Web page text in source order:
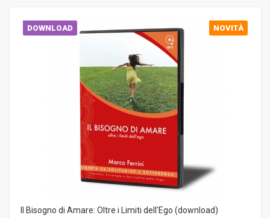
DOWNLOAD NOVITÀ
Il Bisogno di Amare: Oltre i Limiti dell'Ego (download)